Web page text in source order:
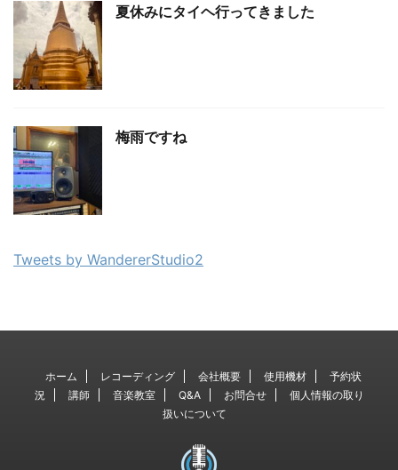
夏休みにタイヘ行ってきました
梅雨ですね
Tweets by WandererStudio2
ホーム レコーディング 会社概要 使用機材
予約状
況
講師 音楽教室 Q&A お問合せ
個人情報の取り
扱いについて